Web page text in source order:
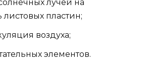
лучей на
листовых пластин;
воздуха;
элементов.